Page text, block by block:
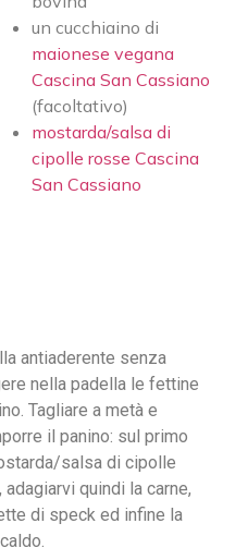
un cucchiaino di
maionese vegana
Cascina San Cassiano
(facoltativo)
mostarda/salsa di
cipolle rosse Cascina
San Cassiano
antiaderente senza
nella padella le fettine
Tagliare a metà e
il panino: sul primo
salsa di cipolle
quindi la carne,
di speck ed infine la